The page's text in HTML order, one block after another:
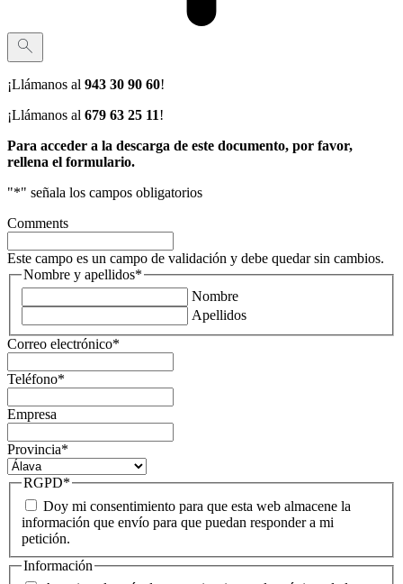
¡Llámanos al 943 30 90 60!
¡Llámanos al 679 63 25 11!
Para acceder a la descarga de este documento, por favor,
rellena el formulario.
"*" señala los campos obligatorios
Comments
Este campo es un campo de validación y debe quedar sin cambios.
Nombre y apellidos*
Nombre
Apellidos
Correo electrónico*
Teléfono*
Empresa
Provincia*
RGPD*
Doy mi consentimiento para que esta web almacene la
información que envío para que puedan responder a mi
petición.
Información